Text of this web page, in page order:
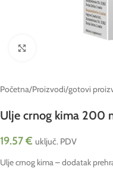
Početna/Proizvodi/gotovi
Ulje crnog kima 200
19.57€ uključ. PDV
Ulje crnog kima – dodatak